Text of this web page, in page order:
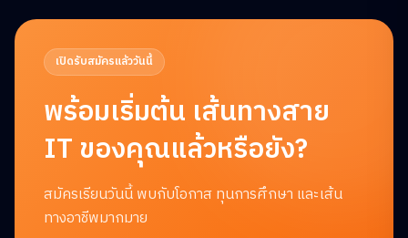
เปิดรับสมัครแล้ววันนี้
พร้อมเริ่มต้น เส้นทางสาย
IT ของคุณแล้วหรือยัง?
สมัครเรียนวันนี้ พบกับโอกาส ทุนการศึกษา และเส้น
ทางอาชีพมากมาย